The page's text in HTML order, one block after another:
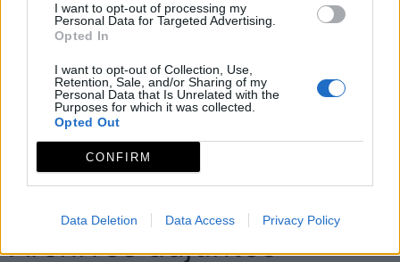
I want to opt-out of processing my
Personal Data for Targeted Advertising.
Opted In
I want to opt-out of Collection, Use,
Retention, Sale, and/or Sharing of my
Personal Data that Is Unrelated with the
Purposes for which it was collected.
Opted Out
CONFIRM
Data Deletion Data Access Privacy Policy
Baldíos, afecta al municipio de Villar del Rey,
donde se encuentra la Ruta Cañada Real
Sancha Brava.
Observaciones
Tipo de recorrido: Lineal (ida y vuelta);
Archivos adjuntos